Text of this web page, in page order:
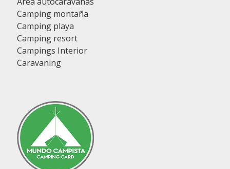
Camping montaña
Camping playa
Camping resort
Campings Interior
Caravaning